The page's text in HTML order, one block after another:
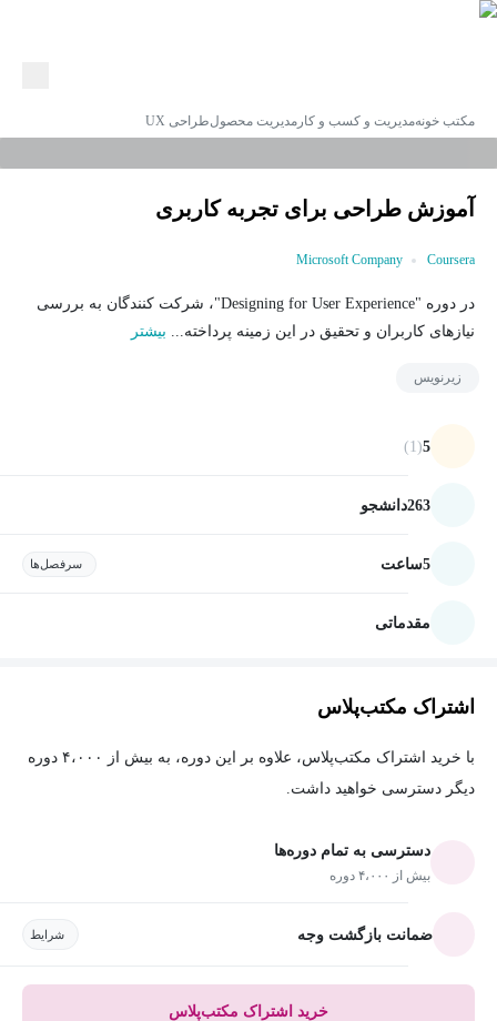
مکتب خونهمدیریت و کسب و کار مدیریت محصولطراحی UX
آموزش طراحی برای تجربه کاربری
Coursera
Microsoft Company
در دوره "Designing for User Experience"، شرکت کنندگان به بررسی
نیازهای کاربران و تحقیق در این زمینه پرداخته... بیشتر
زیرنویس
5
(1)
263دانشجو
5ساعت سرفصل‌ها
مقدماتی
اشتراک مکتب‌پلاس
با خرید اشتراک مکتب‌پلاس، علاوه بر این دوره، به بیش از ۴،۰۰۰ دوره
دیگر دسترسی خواهید داشت.
دسترسی به تمام دوره‌ها
بیش از ۴،۰۰۰ دوره
ضمانت بازگشت وجه شرایط
خرید اشتراک مکتب‌پلاس